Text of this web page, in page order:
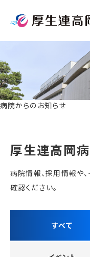
病院からのお知らせ
厚生連高岡
病院情報、採用情報や
確認ください。
すべて